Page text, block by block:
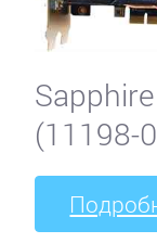
(11198-
Sapphire
SPARKLE
VTX3D
XFX